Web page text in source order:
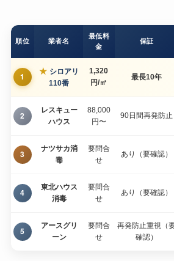
順位 業者名
最低料
金
保証
1 ★ シロアリ
110番
1,320
円/㎡
最長10年
2
レスキュー
ハウス
88,000
円〜
90日間再発防止
3
ナツサカ消
毒
要問合
せ
あり（要確認）
4
東北ハウス
消毒
要問合
せ
あり（要確認）
5
アースグリ
ーン
要問合
せ
再発防止重視（
確認）